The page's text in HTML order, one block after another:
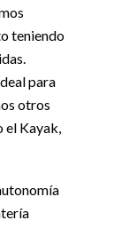
teniendo
para
otros
Kayak,